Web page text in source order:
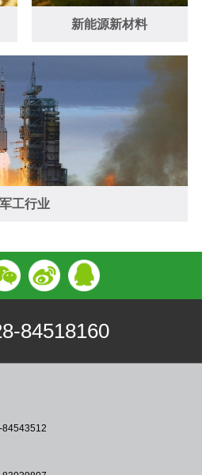
新能源新材料
军工行业
84518160